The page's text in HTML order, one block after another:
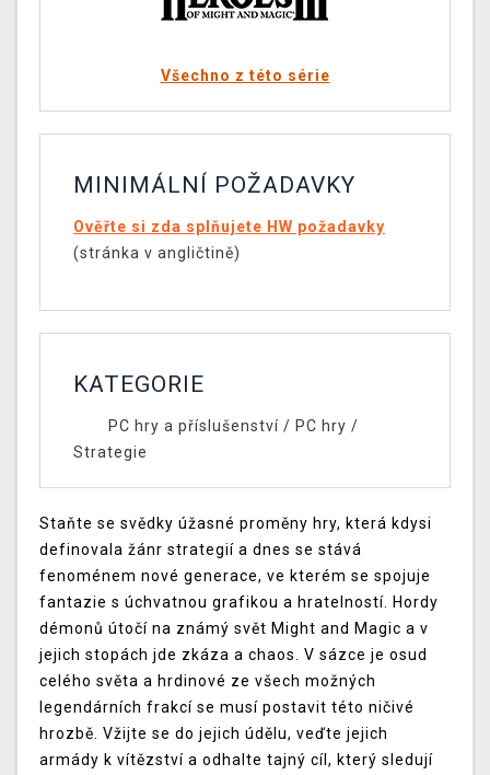
Všechno z této série
MINIMÁLNÍ POŽADAVKY
Ověřte si zda splňujete HW požadavky
(stránka v angličtině)
KATEGORIE
PC hry a příslušenství/ PC hry /
Strategie
Staňte se svědky úžasné proměny hry, která kdysi
definovala žánr strategií a dnes se stává
fenoménem nové generace, ve kterém se spojuje
fantazie s úchvatnou grafikou a hratelností. Hordy
démonů útočí na známý svět Might and Magic a v
jejich stopách jde zkáza a chaos. V sázce je osud
celého světa a hrdinové ze všech možných
legendárních frakcí se musí postavit této ničivé
hrozbě. Vžijte se do jejich údělu, veďte jejich
armády k vítězství a odhalte tajný cíl, který sledují